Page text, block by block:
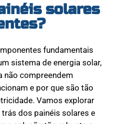
solares
fundamentais
sistema de energia solar,
não compreendem
e por que são tão
Vamos explorar
dos painéis solares e